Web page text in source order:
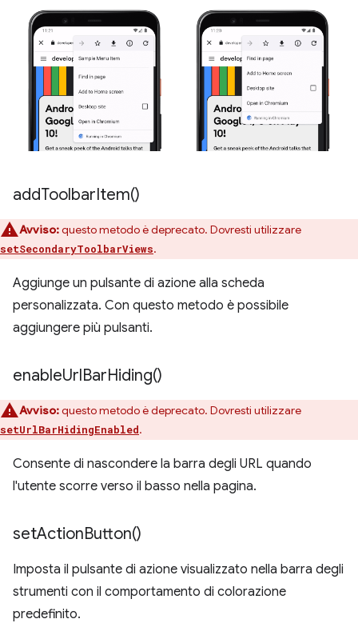
addToolbarItem()
Avviso:questo metodo è deprecato. Dovresti utilizzare
setSecondaryToolbarViews.
Aggiunge un pulsante di azione alla scheda
personalizzata. Con questo metodo è possibile
aggiungere più pulsanti.
enableUrlBarHiding()
Avviso:questo metodo è deprecato. Dovresti utilizzare
setUrlBarHidingEnabled.
Consente di nascondere la barra degli URL quando
l'utente scorre verso il basso nella pagina.
setActionButton()
Imposta il pulsante di azione visualizzato nella barra degli
strumenti con il comportamento di colorazione
predefinito.